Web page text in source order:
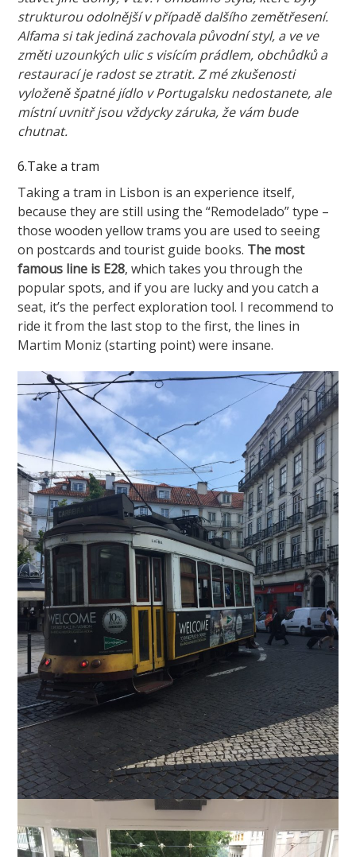
strukturou odolnější v případě dalšího zemětřesení.
Alfama si tak jediná zachovala původní styl, a ve ve
změti uzounkých ulic s visícím prádlem, obchůdků a
restaurací je radost se ztratit. Z mé zkušenosti
vyloženě špatné jídlo v Portugalsku nedostanete, ale
místní uvnitř jsou vždycky záruka, že vám bude
chutnat.
6.Take a tram
Taking a tram in Lisbon is an experience itself,
because they are still using the “Remodelado” type –
those wooden yellow trams you are used to seeing
on postcards and tourist guide books. The most
famous line is E28, which takes you through the
popular spots, and if you are lucky and you catch a
seat, it’s the perfect exploration tool. I recommend to
ride it from the last stop to the first, the lines in
Martim Moniz (starting point) were insane.